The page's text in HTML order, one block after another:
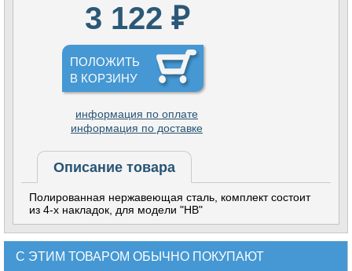
3 122 ₽
ПОЛОЖИТЬ
В КОРЗИНУ
информация по оплате
информация по доставке
Описание товара
Полированная нержавеющая сталь, комплект состоит
из 4-х накладок, для модели "HB"
С ЭТИМ ТОВАРОМ ОБЫЧНО ПОКУПАЮТ